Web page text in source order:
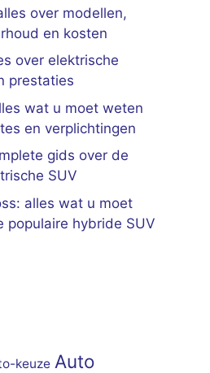
over modellen,
en kosten
over elektrische
prestaties
wat u moet weten
en verplichtingen
gids over de
SUV
alles wat u moet
populaire hybride SUV
keuze Auto